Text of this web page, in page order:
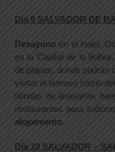
Día 9 SALVADOR DE
Desayuno en el hotel.
en la Capital de la
de playas, donde podrán
visitar el famoso barrio
tiendas de artesanía,
restaurantes para
alojamiento.
Día 10 SALVADOR –